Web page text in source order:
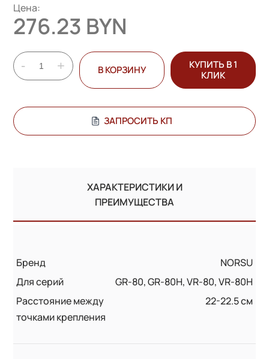
Цена:
276.23 BYN
- + В КОРЗИНУ
КУПИТЬ В 1
КЛИК
ЗАПРОСИТЬ КП
ХАРАКТЕРИСТИКИ И
ПРЕИМУЩЕСТВА
Бренд
NORSU
Для серий
GR-80, GR-80H, VR-80, VR-80H
Расстояние между
точками крепления
22-22.5 см